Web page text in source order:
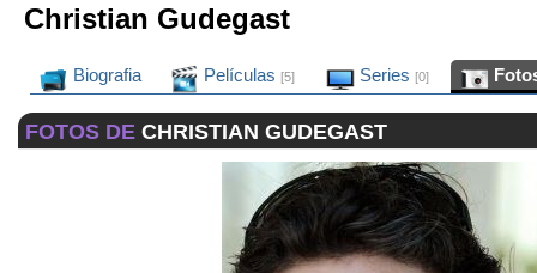
Christian Gudegast
Biografia Películas [5] Series [0]
FOTOS DE CHRISTIAN GUDEGAST